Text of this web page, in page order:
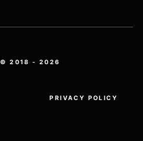
© 2018 - 2026
PRIVACY POLICY